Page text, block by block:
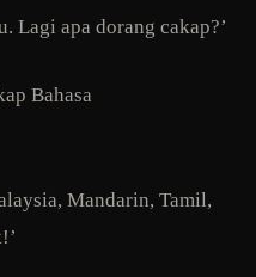
Lagi apa dorang cakap?’
Bahasa
Mandarin, Tamil,